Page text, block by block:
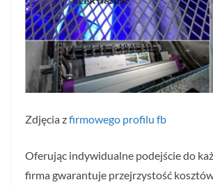
Zdjęcia zfirmowego profilu fb
Oferując indywidualne podejście do
firma gwarantuje przejrzystość